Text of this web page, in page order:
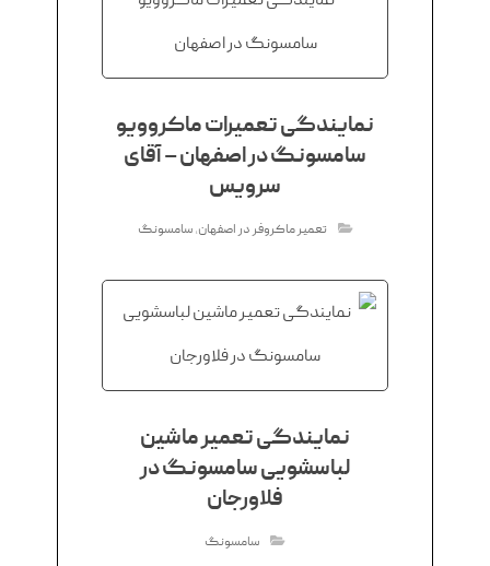
نمایندگی تعمیرات ماکروویو
سامسونگ در اصفهان – آقای
سرویس
تعمیر ماکروفر در اصفهان,سامسونگ
نمایندگی تعمیر ماشین
لباسشویی سامسونگ در
فلاورجان
سامسونگ